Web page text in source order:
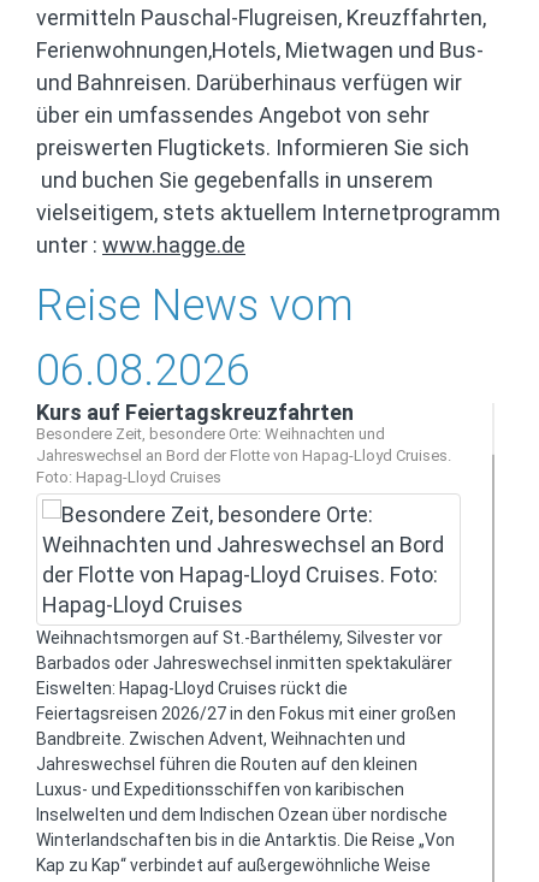
vermitteln Pauschal-Flugreisen, Kreuzffahrten,
Ferienwohnungen,Hotels, Mietwagen und Bus-
und Bahnreisen. Darüberhinaus verfügen wir
über ein umfassendes Angebot von sehr
preiswerten Flugtickets. Informieren Sie sich
und buchen Sie gegebenfalls in unserem
vielseitigem, stets aktuellem Internetprogramm
unter : www.hagge.de
Reise News vom
06.08.2026
Kurs auf Feiertagskreuzfahrten
Besondere Zeit, besondere Orte: Weihnachten und
Jahreswechsel an Bord der Flotte von Hapag-Lloyd Cruises.
Foto: Hapag-Lloyd Cruises
Weihnachtsmorgen auf St.-Barthélemy, Silvester vor
Barbados oder Jahreswechsel inmitten spektakulärer
Eiswelten: Hapag-Lloyd Cruises rückt die
Feiertagsreisen 2026/27 in den Fokus mit einer großen
Bandbreite. Zwischen Advent, Weihnachten und
Jahreswechsel führen die Routen auf den kleinen
Luxus- und Expeditionsschiffen von karibischen
Inselwelten und dem Indischen Ozean über nordische
Winterlandschaften bis in die Antarktis. Die Reise „Von
Kap zu Kap“ verbindet auf außergewöhnliche Weise